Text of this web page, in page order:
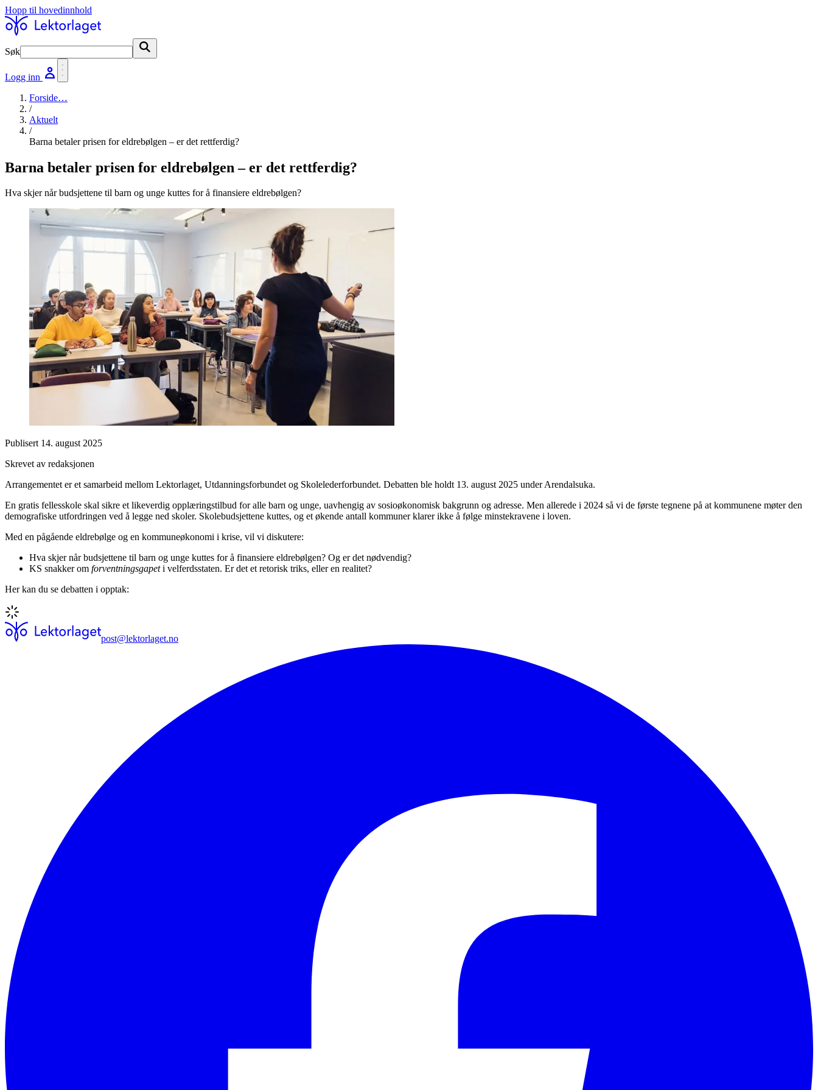
Hopp til hovedinnhold
Søk
Logg inn
Forside…
/
Aktuelt
/
Barna betaler prisen for eldrebølgen – er det rettferdig?
Barna betaler prisen for eldrebølgen – er det rettferdig?
Hva skjer når budsjettene til barn og unge kuttes for å finansiere eldrebølgen?
Publisert 14. august 2025
Skrevet av redaksjonen
Arrangementet er et samarbeid mellom Lektorlaget, Utdanningsforbundet og Skolelederforbundet. Debatten ble holdt 13. august 2025 under Arendalsuka.
En gratis fellesskole skal sikre et likeverdig opplæringstilbud for alle barn og unge, uavhengig av sosioøkonomisk bakgrunn og adresse. Men allerede i 2024 så vi de første tegnene på at kommunene møter den
demografiske utfordringen ved å legge ned skoler. Skolebudsjettene kuttes, og et økende antall kommuner klarer ikke å følge minstekravene i loven.
Med en pågående eldrebølge og en kommuneøkonomi i krise, vil vi diskutere:
Hva skjer når budsjettene til barn og unge kuttes for å finansiere eldrebølgen? Og er det nødvendig?
KS snakker om forventningsgapeti velferdsstaten. Er det et retorisk triks, eller en realitet?
Her kan du se debatten i opptak:
post@lektorlaget.no